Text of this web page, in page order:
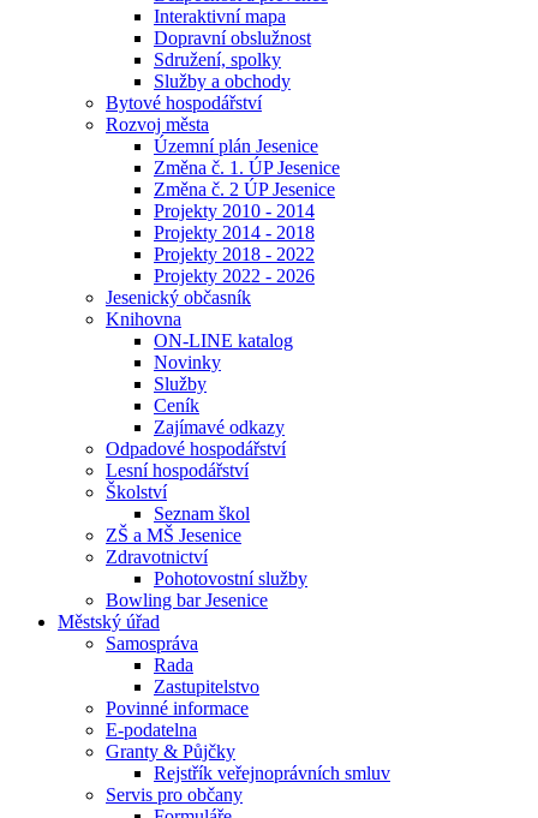
Interaktivní mapa
Dopravní obslužnost
Sdružení, spolky
Služby a obchody
Bytové hospodářství
Rozvoj města
Územní plán Jesenice
Změna č. 1. ÚP Jesenice
Změna č. 2 ÚP Jesenice
Projekty 2010 - 2014
Projekty 2014 - 2018
Projekty 2018 - 2022
Projekty 2022 - 2026
Jesenický občasník
Knihovna
ON-LINE katalog
Novinky
Služby
Ceník
Zajímavé odkazy
Odpadové hospodářství
Lesní hospodářství
Školství
Seznam škol
ZŠ a MŠ Jesenice
Zdravotnictví
Pohotovostní služby
Bowling bar Jesenice
Městský úřad
Samospráva
Rada
Zastupitelstvo
Povinné informace
E-podatelna
Granty & Půjčky
Rejstřík veřejnoprávních smluv
Servis pro občany